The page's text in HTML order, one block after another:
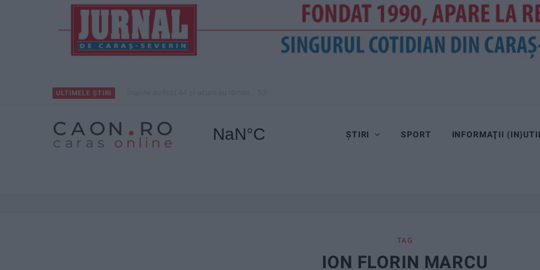
ULTIMELE ȘTIRI
ȘTIRI SPORT INFORMAŢII
TAG
ION FLORIN MARCU